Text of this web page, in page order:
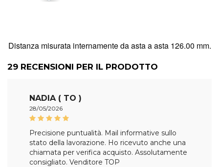
Distanza misurata internamente da asta a asta 126.00 mm.
29 RECENSIONI PER IL PRODOTTO
NADIA ( TO )
28/05/2026
Precisione puntualità. Mail informative sullo
stato della lavorazione. Ho ricevuto anche una
chiamata per verifica acquisto. Assolutamente
consigliato. Venditore TOP